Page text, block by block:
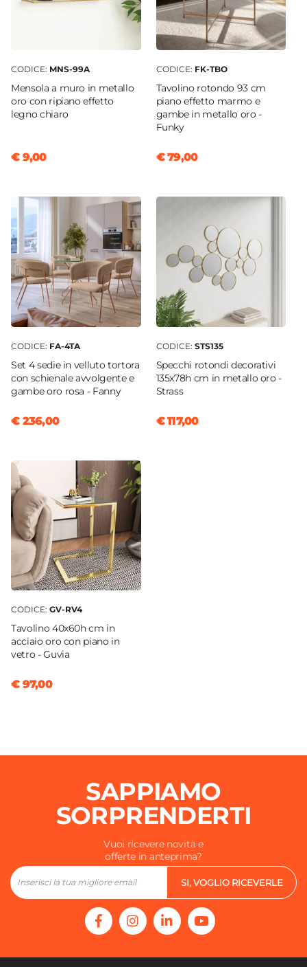
CODICE: MNS-99A
Mensola a muro in metallo
oro con ripiano effetto
legno chiaro
€ 9,00
CODICE: FK-TBO
Tavolino rotondo 93 cm
piano effetto marmo e
gambe in metallo oro -
Funky
€ 79,00
CODICE: FA-4TA
Set 4 sedie in velluto tortora
con schienale avvolgente e
gambe oro rosa - Fanny
€ 236,00
CODICE: STS135
Specchi rotondi decorativi
135x78h cm in metallo oro -
Strass
€ 117,00
CODICE: GV-RV4
Tavolino 40x60h cm in
acciaio oro con piano in
vetro - Guvia
€ 97,00
SAPPIAMO
SORPRENDERTI
Vuoi ricevere novità e
offerte in anteprima?
SI, VOGLIO RICEVERLE